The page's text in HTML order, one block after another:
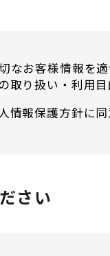
なお客様情報を
取り扱い・利用
情報保護方針に
さい